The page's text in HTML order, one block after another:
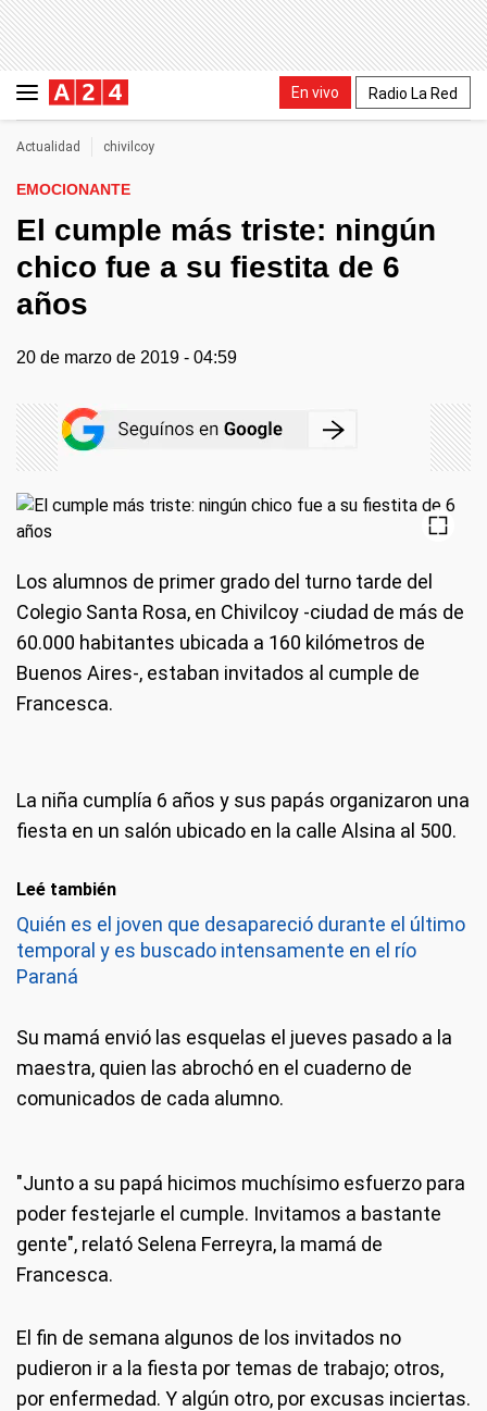
En vivo Radio La Red
Actualidad chivilcoy
EMOCIONANTE
El cumple más triste: ningún
chico fue a su fiestita de 6
años
20 de marzo de 2019 - 04:59
Los alumnos de primer grado del turno tarde del
Colegio Santa Rosa, en Chivilcoy -ciudad de más de
60.000 habitantes ubicada a 160 kilómetros de
Buenos Aires-, estaban invitados al cumple de
Francesca.
La niña cumplía 6 años y sus papás organizaron una
fiesta en un salón ubicado en la calle Alsina al 500.
Leé también
Quién es el joven que desapareció durante el último
temporal y es buscado intensamente en el río
Paraná
Su mamá envió las esquelas el jueves pasado a la
maestra, quien las abrochó en el cuaderno de
comunicados de cada alumno.
"Junto a su papá hicimos muchísimo esfuerzo para
poder festejarle el cumple. Invitamos a bastante
gente", relató Selena Ferreyra, la mamá de
Francesca.
El fin de semana algunos de los invitados no
pudieron ir a la fiesta por temas de trabajo; otros,
por enfermedad. Y algún otro, por excusas inciertas.